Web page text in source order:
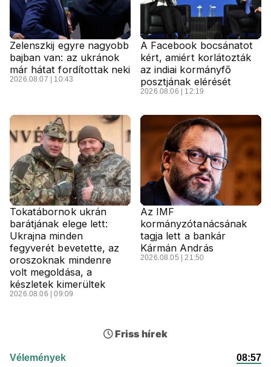
Zelenszkij egyre nagyobb
bajban van: az ukránok
már hátat fordítottak neki
2026.08.07 | 10:43
A Facebook bocsánatot
kért, amiért korlátozták
az indiai kormányfő
posztjának elérését
2026.08.06 | 12:19
Tokatábornok ukrán
barátjának elege lett:
Ukrajna minden
fegyverét bevetette, az
oroszoknak mindenre
volt megoldása, a
készletek kimerültek
2026.08.06 | 09:09
Az IMF
kormányzótanácsának
tagja lett a bankár
Kármán András
2026.08.05 | 21:50
Friss hírek
Vélemények 08:57